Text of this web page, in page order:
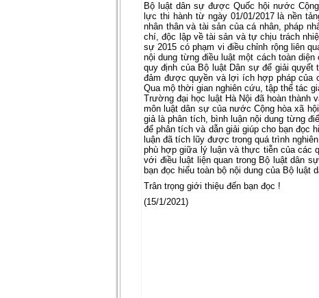
Bộ luật dân sự được Quốc hội nước
lực thi hành từ ngày 01/01/2017 là nền
nhân thân và tài sản của cá nhân, pháp
chí, độc lập về tài sản và tự chịu trách
sự 2015 có phạm vi điều chỉnh rộng liên
nội dung từng điều luật một cách toàn
quy định của Bộ luật Dân sự để giải
đảm được quyền và lợi ích hợp pháp của
Qua mộ thời gian nghiên cứu, tập thể tác
Trường đại học luật Hà Nội đã hoàn thành
môn luật dân sự của nước Cộng hòa xã
giả là phân tích, bình luận nội dung từng
để phân tích và dẫn giải giúp cho bạn đọc
luận đã tích lũy được trong quá trình
phù hợp giữa lý luận và thực tiễn của các
với điều luật liện quan trong Bộ luật dân
bạn đọc hiểu toàn bộ nội dung của Bộ luật
Trân trọng giới thiệu đến bạn đọc !
(15/1/2021)